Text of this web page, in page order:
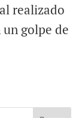
realizado
golpe de